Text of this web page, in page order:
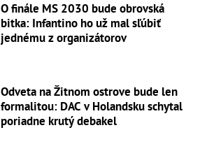
O finále MS 2030 bude obrovská
bitka: Infantino ho už mal sľúbiť
jednému z organizátorov
Odveta na Žitnom ostrove bude len
formalitou: DAC v Holandsku schytal
poriadne krutý debakel